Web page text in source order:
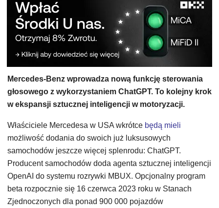
Mercedes-Benz wprowadza nową funkcję sterowania
głosowego z wykorzystaniem ChatGPT. To kolejny krok
w ekspansji sztucznej inteligencji w motoryzacji.
Właściciele Mercedesa w USA wkrótce będą mieli
możliwość dodania do swoich już luksusowych
samochodów jeszcze więcej splenrodu: ChatGPT.
Producent samochodów doda agenta sztucznej inteligencji
OpenAI do systemu rozrywki MBUX. Opcjonalny program
beta rozpocznie się 16 czerwca 2023 roku w Stanach
Zjednoczonych dla ponad 900 000 pojazdów